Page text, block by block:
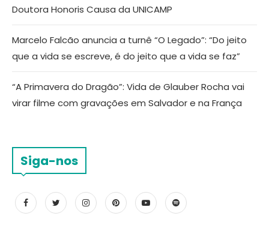
Doutora Honoris Causa da UNICAMP
Marcelo Falcão anuncia a turnê “O Legado”: “Do jeito
que a vida se escreve, é do jeito que a vida se faz”
“A Primavera do Dragão”: Vida de Glauber Rocha vai
virar filme com gravações em Salvador e na França
Siga-nos